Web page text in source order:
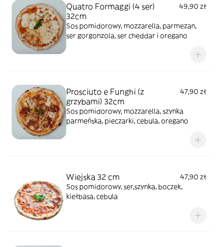
Quatro Formaggi (4 ser)
32cm
49,90 zł
Sos pomidorowy, mozzarella, parmezan,
ser gorgonzola, ser cheddar i oregano
Prosciuto e Funghi (z
grzybami) 32cm
47,90 zł
Sos pomidorowy, mozzarella, szynka
parmeńska, pieczarki, cebula, oregano
Wiejska 32 cm
47,90 zł
Sos pomidorowy, ser,szynka, boczek,
kiełbasa, cebula